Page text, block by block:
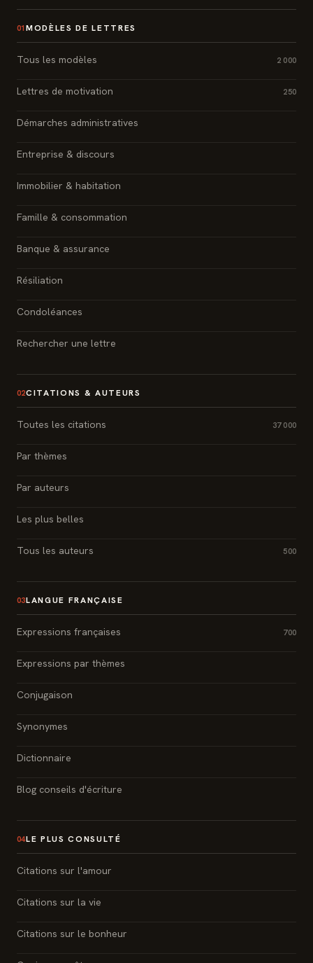
01 MODÈLES DE LETTRES
Tous les modèles 2 000
Lettres de motivation 250
Démarches administratives
Entreprise & discours
Immobilier & habitation
Famille & consommation
Banque & assurance
Résiliation
Condoléances
Rechercher une lettre
02CITATIONS & AUTEURS
Toutes les citations 37 000
Par thèmes
Par auteurs
Les plus belles
Tous les auteurs 500
03LANGUE FRANÇAISE
Expressions françaises 700
Expressions par thèmes
Conjugaison
Synonymes
Dictionnaire
Blog conseils d'écriture
04LE PLUS CONSULTÉ
Citations sur l'amour
Citations sur la vie
Citations sur le bonheur